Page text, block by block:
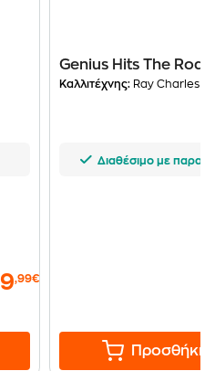
9,99€
Genius Hits The Road
Καλλιτέχνης: Ray Charles
Διαθέσιμο με
Προσθήκη